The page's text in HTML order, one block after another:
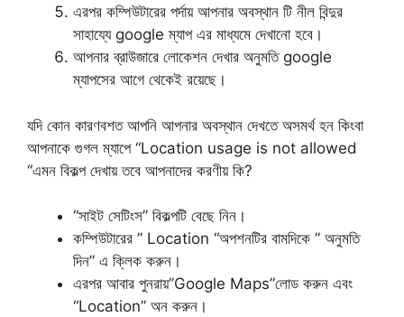
এরপর কম্পিউটারের পর্দায় আপনার অবস্থান টি নীল বিন্দুর
সাহায্যে google ম্যাপ এর মাধ্যমে দেখানো হবে।
‌আপনার ব্রাউজারে লোকেশন দেখার অনুমতি google
ম্যাপসের আগে থেকেই রয়েছে।
যদি কোন কারণবশত আপনি আপনার অবস্থান দেখতে অসমর্থ হন কিংবা
আপনাকে গুগল ম্যাপে “Location usage is not allowed
“এমন বিকল্প দেখায় তবে আপনাদের করণীয় কি?
“সাইট সেটিংস” বিকল্পটি বেছে নিন।
কম্পিউটারের ” Location “অপশনটির বামদিকে ” অনুমতি
দিন” এ ক্লিক করুন।
এরপর আবার পুনরায়”Google Maps”লোড করুন এবং
“Location” অন করুন।